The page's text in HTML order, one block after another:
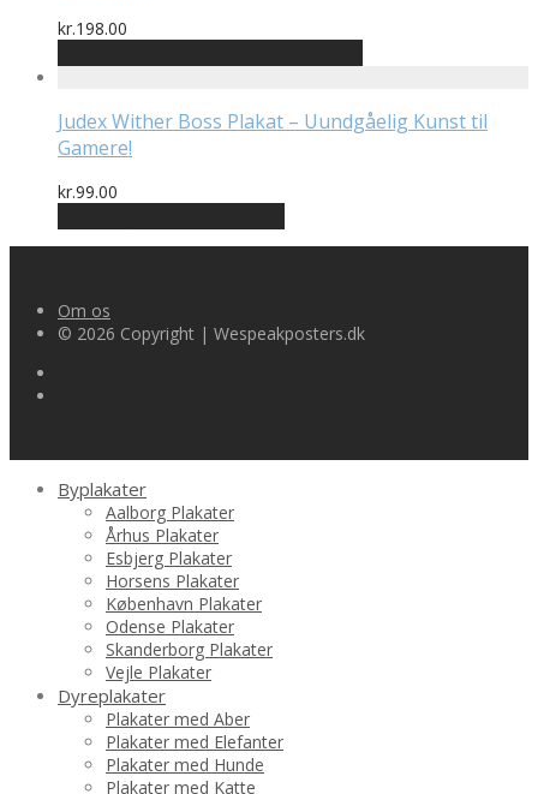
kr.198.00
Judex Wither Boss Plakat – Uundgåelig Kunst til
Gamere!
kr.99.00
Om os
© 2026 Copyright | Wespeakposters.dk
Byplakater
Aalborg Plakater
Århus Plakater
Esbjerg Plakater
Horsens Plakater
København Plakater
Odense Plakater
Skanderborg Plakater
Vejle Plakater
Dyreplakater
Plakater med Aber
Plakater med Elefanter
Plakater med Hunde
Plakater med Katte